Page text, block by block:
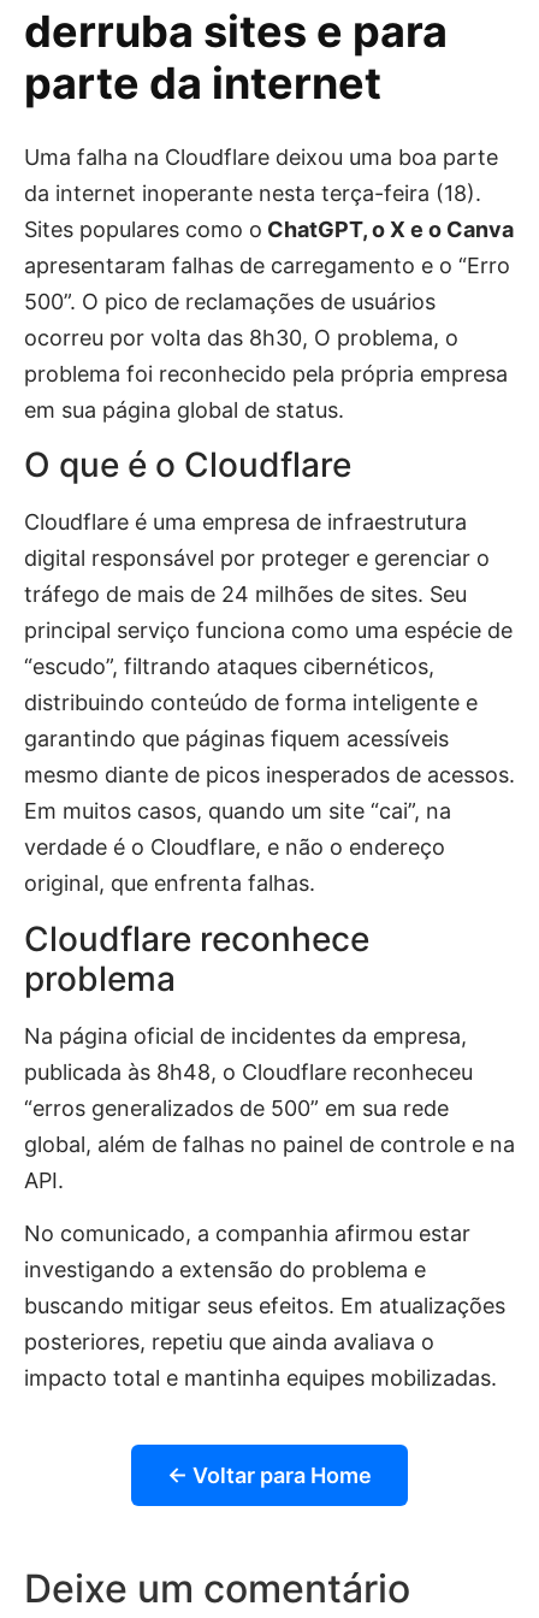
derruba sites e para
parte da internet
Uma falha na Cloudflare deixou uma boa parte
da internet inoperante nesta terça-feira (18).
Sites populares como o ChatGPT, o X e o Canva
apresentaram falhas de carregamento e o “Erro
500”. O pico de reclamações de usuários
ocorreu por volta das 8h30, O problema, o
problema foi reconhecido pela própria empresa
em sua página global de status.
O que é o Cloudflare
Cloudflare é uma empresa de infraestrutura
digital responsável por proteger e gerenciar o
tráfego de mais de 24 milhões de sites. Seu
principal serviço funciona como uma espécie de
“escudo”, filtrando ataques cibernéticos,
distribuindo conteúdo de forma inteligente e
garantindo que páginas fiquem acessíveis
mesmo diante de picos inesperados de acessos.
Em muitos casos, quando um site “cai”, na
verdade é o Cloudflare, e não o endereço
original, que enfrenta falhas.
Cloudflare reconhece
problema
Na página oficial de incidentes da empresa,
publicada às 8h48, o Cloudflare reconheceu
“erros generalizados de 500” em sua rede
global, além de falhas no painel de controle e na
API.
No comunicado, a companhia afirmou estar
investigando a extensão do problema e
buscando mitigar seus efeitos. Em atualizações
posteriores, repetiu que ainda avaliava o
impacto total e mantinha equipes mobilizadas.
← Voltar para Home
Deixe um comentário